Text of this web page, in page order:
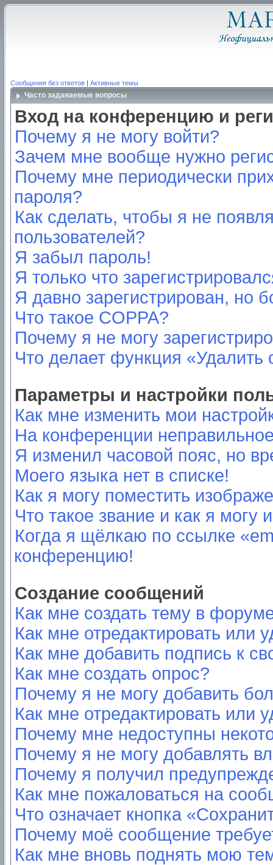
Сообщения без ответов | Активные темы
Часто задаваемые вопросы
Вход на конференцию и
Почему я не могу войти?
Зачем мне вообще нужно
Почему мне периодически
пароля?
Как сделать, чтобы я не
пользователей?
Я забыл пароль!
Я только что
Я давно зарегистрирован, но
Что такое COPPA?
Почему я не могу
Что делает функция
Параметры и настройки
Как мне изменить мои
На конференции
Я изменил часовой пояс, но
Моего языка нет в списке!
Как я могу поместить
Что такое звание и как я могу
Когда я щёлкаю по ссылке
конференцию!
Создание сообщений
Как мне создать тему в
Как мне отредактировать или
Как мне добавить подпись к
Как мне создать опрос?
Почему я не могу добавить
Как мне отредактировать или
Почему мне недоступны
Почему я не могу добавлять
Почему я получил
Как мне пожаловаться на
Что означает кнопка
Почему моё сообщение
Как мне вновь поднять мою